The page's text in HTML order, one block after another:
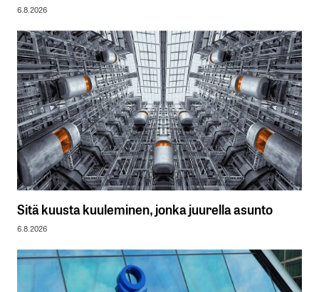
6.8.2026
Sitä kuusta kuuleminen, jonka juurella asunto
6.8.2026